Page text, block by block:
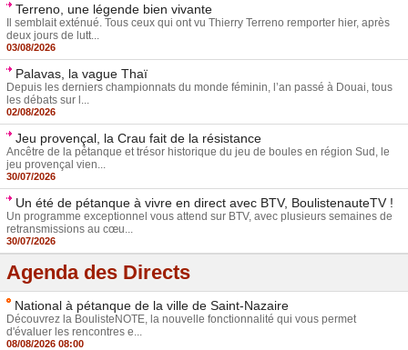
Terreno, une légende bien vivante
Il semblait exténué. Tous ceux qui ont vu Thierry Terreno remporter hier, après
deux jours de lutt...
03/08/2026
Palavas, la vague Thaï
Depuis les derniers championnats du monde féminin, l’an passé à Douai, tous
les débats sur l...
02/08/2026
Jeu provençal, la Crau fait de la résistance
Ancêtre de la pétanque et trésor historique du jeu de boules en région Sud, le
jeu provençal vien...
30/07/2026
Un été de pétanque à vivre en direct avec BTV, BoulistenauteTV !
Un programme exceptionnel vous attend sur BTV, avec plusieurs semaines de
retransmissions au cœu...
30/07/2026
Agenda des Directs
National à pétanque de la ville de Saint-Nazaire
Découvrez la BoulisteNOTE, la nouvelle fonctionnalité qui vous permet
d'évaluer les rencontres e...
08/08/2026 08:00